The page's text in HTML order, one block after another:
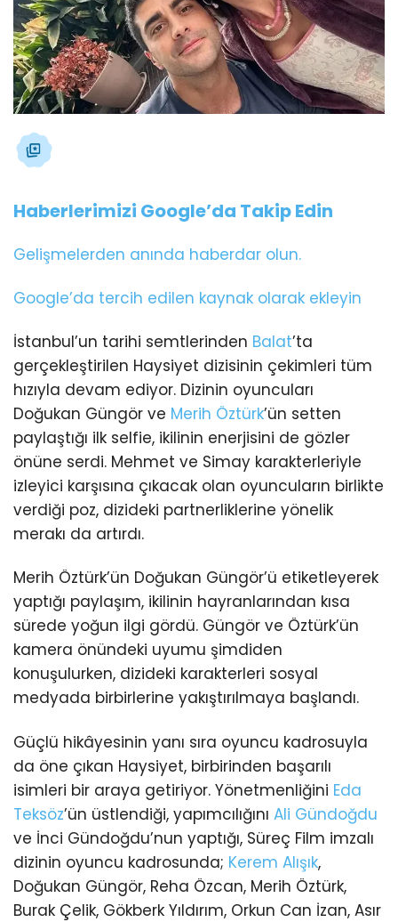
Haberlerimizi Google’da Takip Edin
Gelişmelerden anında haberdar olun.
Google’da tercih edilen kaynak olarak ekleyin
İstanbul’un tarihi semtlerinden Balat’ta
gerçekleştirilen Haysiyet dizisinin çekimleri tüm
hızıyla devam ediyor. Dizinin oyuncuları
Doğukan Güngör ve Merih Öztürk’ün setten
paylaştığı ilk selfie, ikilinin enerjisini de gözler
önüne serdi. Mehmet ve Simay karakterleriyle
izleyici karşısına çıkacak olan oyuncuların birlikte
verdiği poz, dizideki partnerliklerine yönelik
merakı da artırdı.
Merih Öztürk’ün Doğukan Güngör’ü etiketleyerek
yaptığı paylaşım, ikilinin hayranlarından kısa
sürede yoğun ilgi gördü. Güngör ve Öztürk’ün
kamera önündeki uyumu şimdiden
konuşulurken, dizideki karakterleri sosyal
medyada birbirlerine yakıştırılmaya başlandı.
Güçlü hikâyesinin yanı sıra oyuncu kadrosuyla
da öne çıkan Haysiyet, birbirinden başarılı
isimleri bir araya getiriyor. Yönetmenliğini Eda
Teksöz’ün üstlendiği, yapımcılığını Ali Gündoğdu
ve İnci Gündoğdu’nun yaptığı, Süreç Film imzalı
dizinin oyuncu kadrosunda; Kerem Alışık,
Doğukan Güngör, Reha Özcan, Merih Öztürk,
Burak Çelik, Gökberk Yıldırım, Orkun Can İzan, Asır